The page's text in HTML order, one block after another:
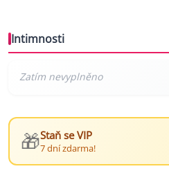
Intimnosti
🎁Staň se VIP
7 dní zdarma!